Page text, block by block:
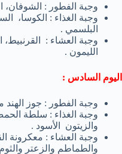
وجبة الفطور : الشوفان،
وجبة الغذاء : الكوسا،
البلسمي .
وجبة العشاء : القرنبيط،
الليمون .
اليوم السادس :
وجبة الفطور : جوز الهند
وجبة الغذاء : سلطة
والزيتون الأسود .
وجبة العشاء : معكرونة
والطماطم والزعتر